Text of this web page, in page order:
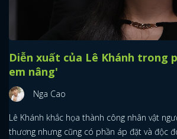
Diễn xuất của Lê Khánh trong
em nâng'
Nga Cao
Lê Khánh khắc họa thành công nhân vật
thương nhưng cũng có phần áp đặt và độc